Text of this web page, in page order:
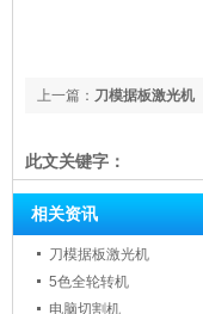
上一篇： 刀模据板激光机
此文关键字：
相关资讯
刀模据板激光机
5色全轮转机
电脑切割机